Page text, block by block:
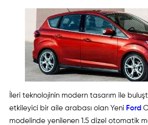
İleri teknolojinin modern tasarım ile
etkileyici bir aile arabası olan Yeni Ford
modelinde yenilenen 1.5 dizel otomatik